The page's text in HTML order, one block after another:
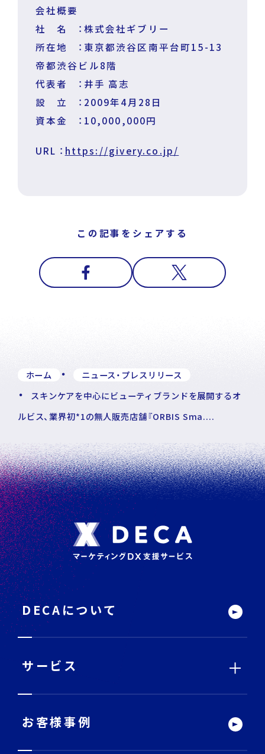
会社概要
社 名 ：株式会社ギブリー
所在地 ：東京都渋谷区南平台町15-13
帝都渋谷ビル8階
代表者 ：井手 高志
設 立 ：2009年4月28日
資本金 ：10,000,000円
URL ： https://givery.co.jp/
この記事をシェアする
ホーム
ニュース・プレスリリース
スキンケアを中心にビューティブランドを展開するオ
ルビス、業界初*1の無人販売店舗『ORBIS Sma....
フ
ッ
タ
ー
サ
イ
ト
内
DECAについて
サービス
サービストップ
お客様事例